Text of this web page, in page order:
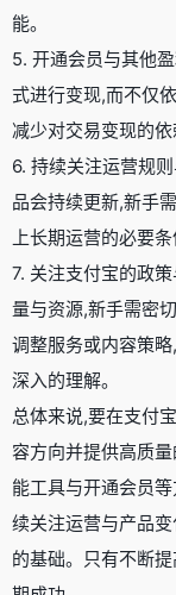
能。
5. 开通会员与其他
式进行变现,而不仅
减少对交易变现的依
6. 持续关注运营规
品会持续更新,新手
上长期运营的必要条
7. 关注支付宝的政
量与资源,新手需密
调整服务或内容策
深入的理解。
总体来说,要在支付
容方向并提供高质
能工具与开通会员
续关注运营与产品
的基础。只有不断